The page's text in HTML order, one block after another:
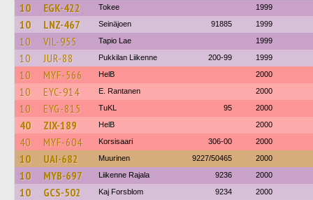
10 EGK-422 Tokee 1999
10 LNZ-467 Seinäjoen 91885 1999
10 VIL-955 Tapio Lae 1999
10 JUR-88 Pukkilan Liikenne 200-99 1999
10 MYF-566 HelB 2000
10 EYC-914 E. Rantanen 2000
10 EYG-815 TuKL 95 2000
40 ZIX-189 HelB 2000
40 MYF-604 Korsisaari 306-00 2000
10 UAI-682 Muurinen 9227/50465 2000
10 MYB-697 Liikenne Rajala 9236 2000
10 GCS-502 Kaj Forsblom 9234 2000